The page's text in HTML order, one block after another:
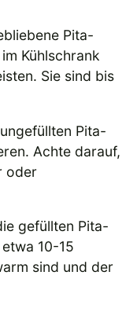
Pita-
Kühlschrank
Sie sind bis
Pita-
Achte darauf,
oder
gefüllten Pita-
10-15
sind und der